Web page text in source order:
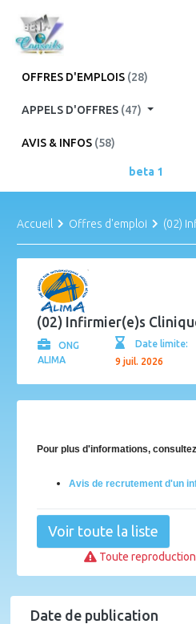
OFFRES D'EMPLOIS (28)
APPELS D'OFFRES (47)
AVIS & INFOS (58)
beta 1
Accueil Offres d'emploi (02)
(02) Infirmier(e)s
ONG
ALIMA
Date limite:
9 juil. 2026
Pour plus d'informations,
Avis de recrutement d'un
Voir toute la liste
Toute
Date de publication